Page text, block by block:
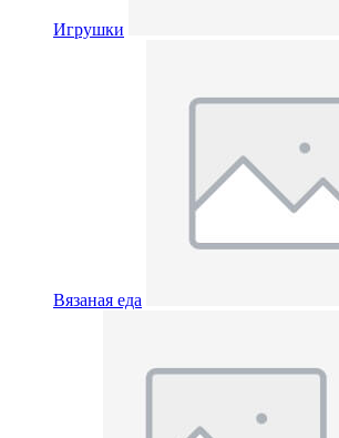
Игрушки
Вязаная еда